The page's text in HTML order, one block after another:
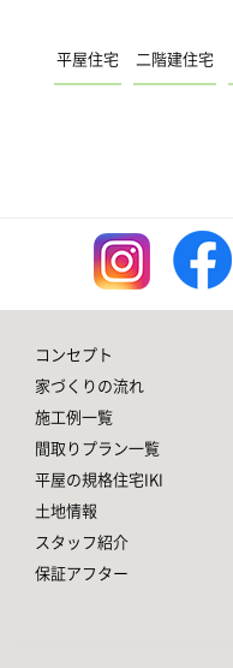
平屋住宅 二階建住宅
コンセプト
家づくりの流れ
施工例一覧
間取りプラン一覧
平屋の規格住宅IKI
土地情報
スタッフ紹介
保証アフター